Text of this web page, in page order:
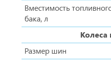
Вместимость
бака, л
Размер шин